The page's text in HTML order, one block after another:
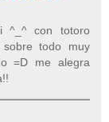
^_^ con totoro
todo muy
=D me alegra